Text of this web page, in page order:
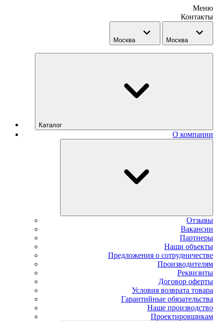
Меню
Контакты
Москва Москва
Каталог
О компании
Отзывы
Вакансии
Партнеры
Наши объекты
Предложения о сотрудничестве
Производителям
Реквизиты
Договор оферты
Условия возврата товара
Гарантийные обязательства
Наше производство
Проектировщикам